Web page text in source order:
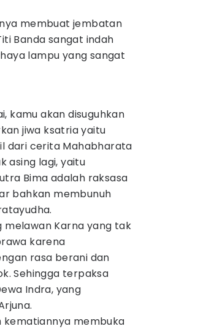
membuat jembatan
Banda sangat indah
lampu yang sangat
kamu akan disuguhkan
jiwa ksatria yaitu
dari cerita Mahabharata
asing lagi, yaitu
Bima adalah raksasa
bahkan membunuh
Karna yang tak
karena
rasa berani dan
Sehingga terpaksa
Indra, yang
kematiannya membuka